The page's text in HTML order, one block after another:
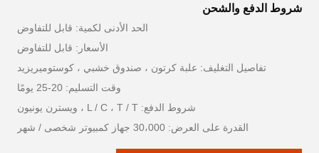
شروط الدفع والشحن
الحد الأدنى لكمية: قابل للتفاوض
الأسعار: قابل للتفاوض
تفاصيل التغليف: علبة كرتون ، صندوق خشبي ، كوستوميريزيد
وقت التسليم: 20-25 يومًا
شروط الدفع: L / C ، T / T ، ويسترن يونيون
القدرة على العرض: 30،000 جهاز كمبيوتر شخصى / شهر